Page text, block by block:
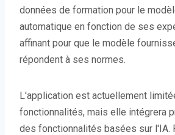
données de formation pour le
automatique en fonction de ses
affinant pour que le modèle
répondent à ses normes.
L'application est actuellement
fonctionnalités, mais elle intégrera
des fonctionnalités basées sur l'IA.